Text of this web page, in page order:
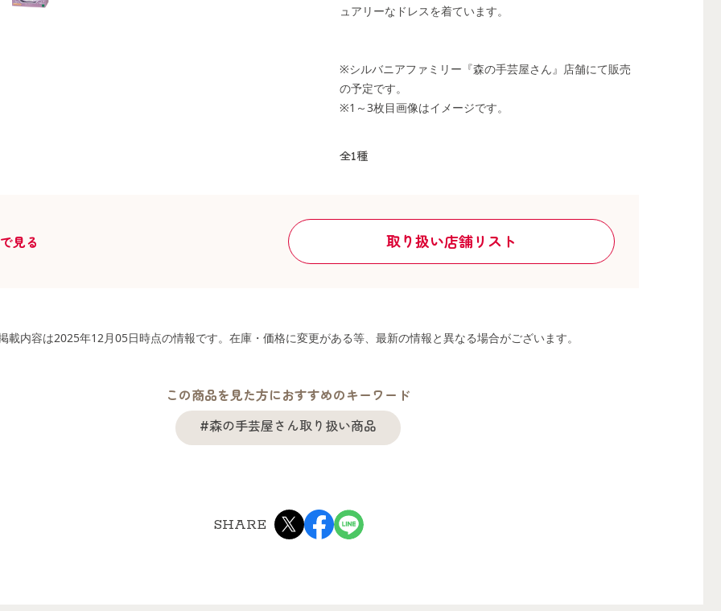
ュアリーなドレスを着ています。
※シルバニアファミリー『森の手芸屋さん』店舗にて販売
の予定です。
※1～3枚目画像はイメージです。
全1種
見る 取り扱い店舗リスト
載内容は2025年12月05日時点の情報です。在庫・価格に変更がある等、最新の情報と異なる場合がございます。
この商品を見た方におすすめのキーワード
#森の手芸屋さん取り扱い商品
SHARE